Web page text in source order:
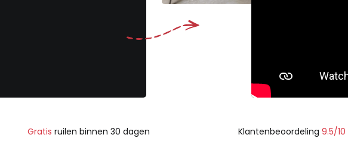
Gratis ruilen binnen 30 dagen Klantenbeoordeling 9.5/10